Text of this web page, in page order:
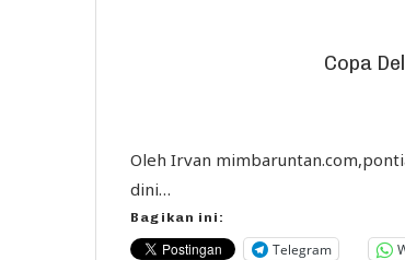
Copa
Oleh Irvan
dini…
Bagikan ini:
Telegram